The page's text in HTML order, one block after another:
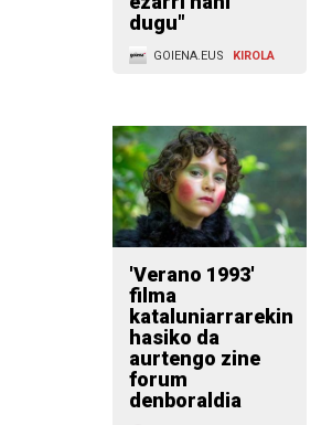
dugu"
GOIENA.EUS KIROLA
'Verano 1993'
filma
kataluniarrarekin
hasiko da
aurtengo zine
forum
denboraldia